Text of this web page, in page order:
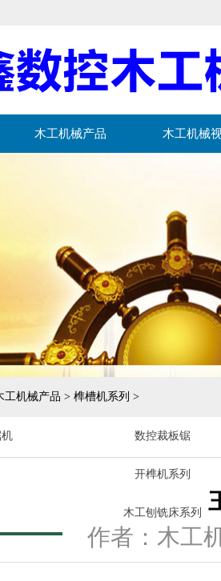
木工机械产品 木工机械
工机械产品 > 榫槽机系列 >
数控裁板锯
开榫机系列
木工刨铣床系列
作者：木工